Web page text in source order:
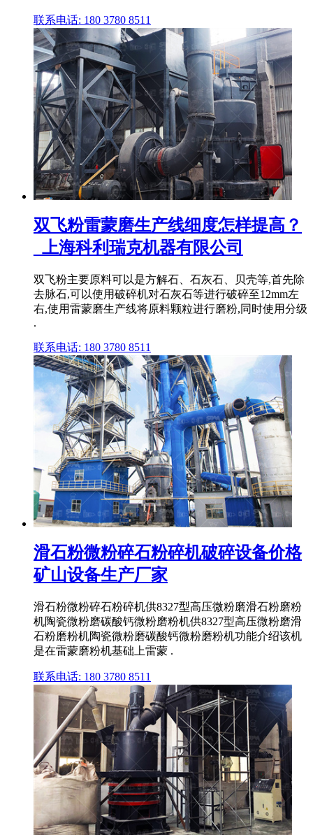
联系电话: 180 3780 8511
双飞粉雷蒙磨生产线细度怎样提高？
_上海科利瑞克机器有限公司
双飞粉主要原料可以是方解石、石灰石、贝壳等,首先除
去脉石,可以使用破碎机对石灰石等进行破碎至12mm左
右,使用雷蒙磨生产线将原料颗粒进行磨粉,同时使用分级
.
联系电话: 180 3780 8511
滑石粉微粉碎石粉碎机破碎设备价格
矿山设备生产厂家
滑石粉微粉碎石粉碎机供8327型高压微粉磨滑石粉磨粉
机陶瓷微粉磨碳酸钙微粉磨粉机供8327型高压微粉磨滑
石粉磨粉机陶瓷微粉磨碳酸钙微粉磨粉机功能介绍该机
是在雷蒙磨粉机基础上雷蒙 .
联系电话: 180 3780 8511